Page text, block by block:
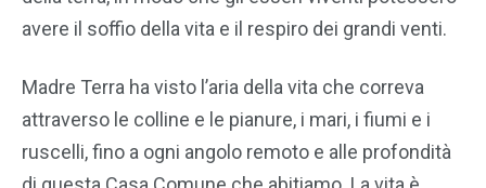
avere il soffio della vita e il respiro dei grandi venti.
Madre Terra ha visto l’aria della vita che correva
attraverso le colline e le pianure, i mari, i fiumi e i
ruscelli, fino a ogni angolo remoto e alle profondità